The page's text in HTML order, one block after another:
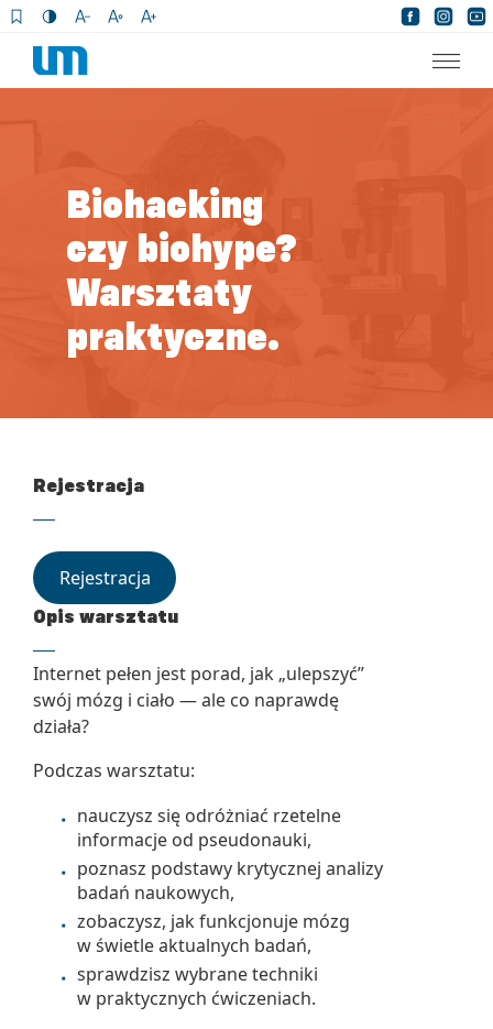
×
Biohacking
czy biohype?
Warsztaty
praktyczne.
Rejestracja
Rejestracja
Opis warsztatu
Internet pełen jest porad, jak „ulepszyć”
swój mózg i ciało — ale co naprawdę
działa?
Podczas warsztatu:
nauczysz się odróżniać rzetelne
informacje od pseudonauki,
poznasz podstawy krytycznej analizy
badań naukowych,
zobaczysz, jak funkcjonuje mózg
w świetle aktualnych badań,
sprawdzisz wybrane techniki
w praktycznych ćwiczeniach.